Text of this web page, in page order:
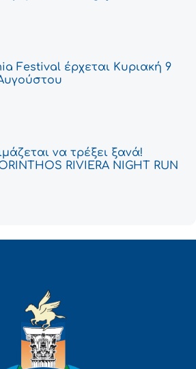
Festival έρχεται Κυριακή 9
να τρέξει ξανά!
RIVIERA NIGHT RUN